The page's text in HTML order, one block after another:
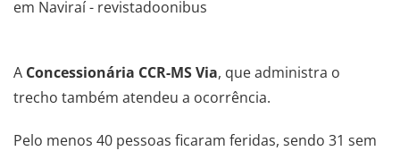
A Concessionária CCR-MS Via, que administra o
trecho também atendeu a ocorrência.
Pelo menos 40 pessoas ficaram feridas, sendo 31 sem